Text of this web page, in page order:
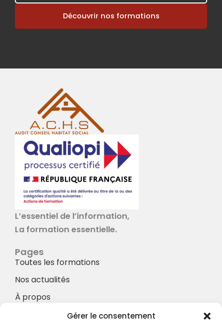
Gérer le consentement
Découvrir nos formations
L’essentiel de l’information,
La formation essentielle.
Pages
Toutes les formations
Nos actualités
À propos